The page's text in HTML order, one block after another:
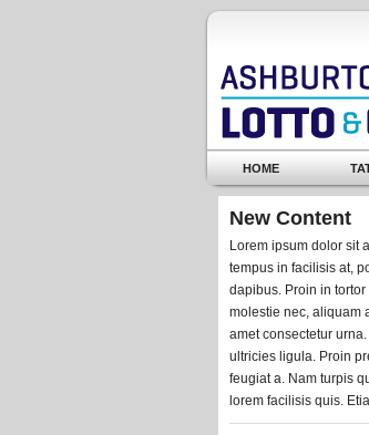
HOME
New Content
Lorem ipsum dolor sit
tempus in facilisis at,
dapibus. Proin in
molestie nec, aliquam
amet consectetur
ultricies ligula. Proin
feugiat a. Nam turpis
lorem facilisis quis.